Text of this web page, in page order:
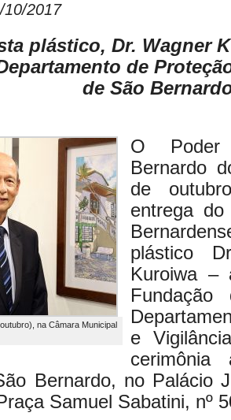
10/2017
plástico, Dr. Wagner
de
de São
na Câmara Municipal
O Poder
Bernardo
de
entrega
plástico
Kuroiwa –
e
cerimônia
Bernardo, no Palácio
Samuel Sabatini, nº